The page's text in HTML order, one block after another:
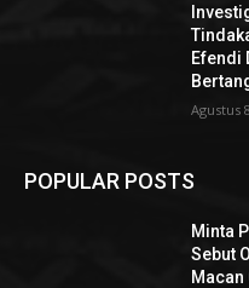
Efendi
Agustus
POPULAR POSTS
Minta
Sebut
Macan